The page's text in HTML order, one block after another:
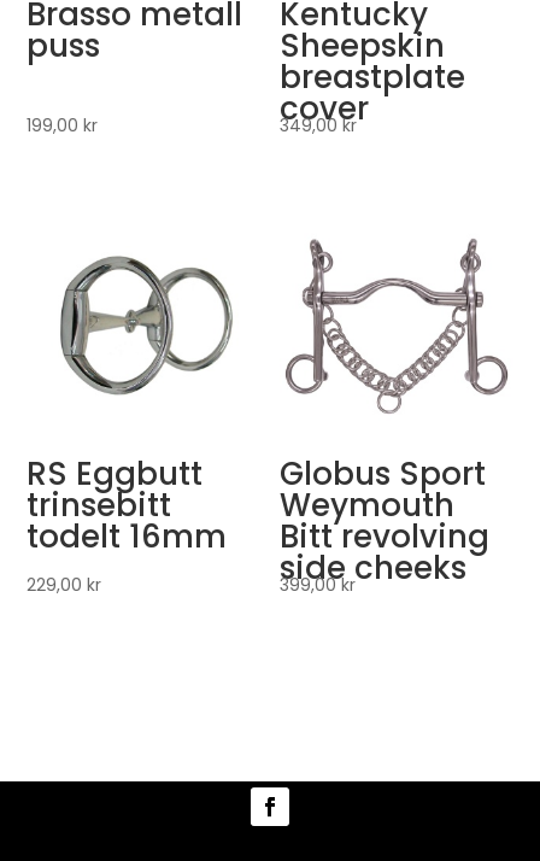
Brasso metall
puss
199,00kr
Kentucky
Sheepskin
breastplate
cover
349,00kr
RS Eggbutt
trinsebitt
todelt 16mm
229,00kr
Globus Sport
Weymouth
Bitt revolving
side cheeks
399,00kr